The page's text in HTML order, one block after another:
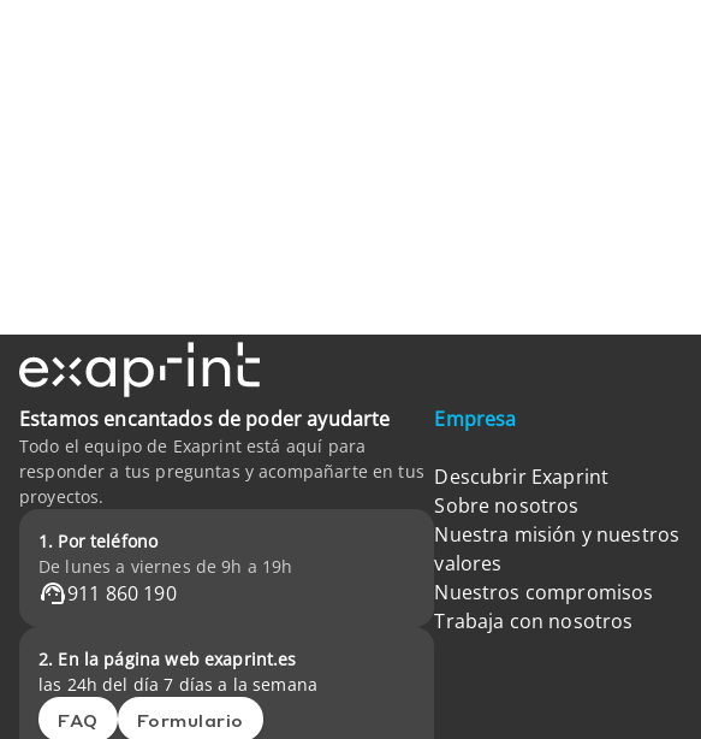
Estamos encantados de poder ayudarte
Todo el equipo de Exaprint está aquí para
responder a tus preguntas y acompañarte en tus
proyectos.
1. Por teléfono
De lunes a viernes de 9h a 19h
911 860 190
2. En la página web exaprint.es
las 24h del día 7 días a la semana
FAQ Formulario
Empresa
Descubrir Exaprint
Sobre nosotros
Nuestra misión y nuestros
valores
Nuestros compromisos
Trabaja con nosotros